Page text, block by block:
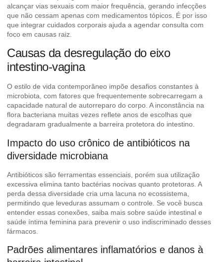
alcançar vias sexuais com maior frequência, gerando infecções
que não cessam apenas com medicamentos tópicos. É por isso
que integrar cuidados corporais ajuda a agendar consulta com
foco em causas raiz.
Causas da desregulação do eixo
intestino-vagina
O estilo de vida contemporâneo impõe desafios constantes à
microbiota, com fatores que frequentemente sobrecarregam a
capacidade natural de autorreparo do corpo. A inconstância na
flora bacteriana muitas vezes reflete anos de escolhas que
degradaram gradualmente a barreira protetora do intestino.
Impacto do uso crônico de antibióticos na
diversidade microbiana
Antibióticos são ferramentas essenciais, porém sua utilização
excessiva elimina tanto bactérias nocivas quanto protetoras. A
perda dessa diversidade cria uma lacuna no ecossistema,
permitindo que leveduras assumam o controle. Se você busca
entender essas conexões, saiba mais sobre saúde intestinal e
saúde íntima feminina para prevenir o uso indiscriminado desses
fármacos.
Padrões alimentares inflamatórios e danos à